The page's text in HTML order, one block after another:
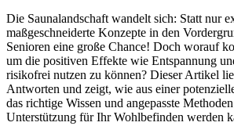
Die Saunalandschaft wandelt sich: Statt nur
maßgeschneiderte Konzepte in den
Senioren eine große Chance! Doch worauf
um die positiven Effekte wie Entspannung
risikofrei nutzen zu können? Dieser Artikel
Antworten und zeigt, wie aus einer
das richtige Wissen und angepasste
Unterstützung für Ihr Wohlbefinden werden